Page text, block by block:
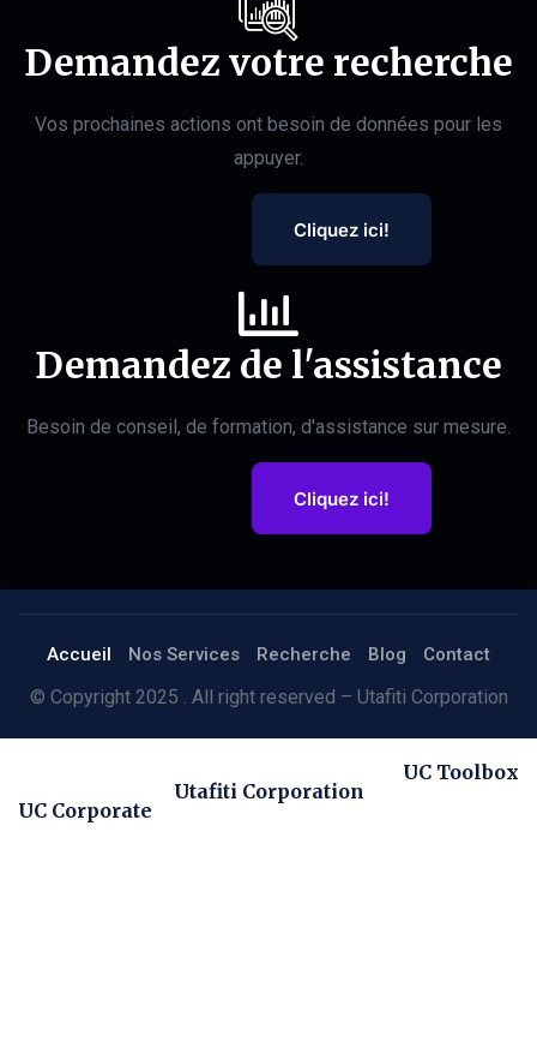
Demandez votre recherche
Vos prochaines actions ont besoin de données pour les
appuyer.
Cliquez ici!
Demandez de l'assistance
Besoin de conseil, de formation, d'assistance sur mesure.
Cliquez ici!
Accueil Nos Services Recherche Blog Contact
© Copyright 2025 . All right reserved – Utafiti Corporation
UC Toolbox
Utafiti Corporation
UC Corporate